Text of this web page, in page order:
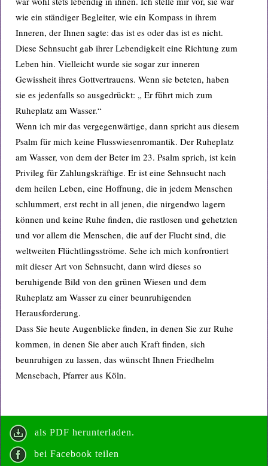
wie ein ständiger Begleiter, wie ein Kompass in ihrem
Inneren, der Ihnen sagte: das ist es oder das ist es nicht.
Diese Sehnsucht gab ihrer Lebendigkeit eine Richtung zum
Leben hin. Vielleicht wurde sie sogar zur inneren
Gewissheit ihres Gottvertrauens. Wenn sie beteten, haben
sie es jedenfalls so ausgedrückt: „ Er führt mich zum
Ruheplatz am Wasser.“
Wenn ich mir das vergegenwärtige, dann spricht aus diesem
Psalm für mich keine Flusswiesenromantik. Der Ruheplatz
am Wasser, von dem der Beter im 23. Psalm sprich, ist kein
Privileg für Zahlungskräftige. Er ist eine Sehnsucht nach
dem heilen Leben, eine Hoffnung, die in jedem Menschen
schlummert, erst recht in all jenen, die nirgendwo lagern
können und keine Ruhe finden, die rastlosen und gehetzten
und vor allem die Menschen, die auf der Flucht sind, die
weltweiten Flüchtlingsströme. Sehe ich mich konfrontiert
mit dieser Art von Sehnsucht, dann wird dieses so
beruhigende Bild von den grünen Wiesen und dem
Ruheplatz am Wasser zu einer beunruhigenden
Herausforderung.
Dass Sie heute Augenblicke finden, in denen Sie zur Ruhe
kommen, in denen Sie aber auch Kraft finden, sich
beunruhigen zu lassen, das wünscht Ihnen Friedhelm
Mensebach, Pfarrer aus Köln.
als PDF herunterladen.
bei Facebook teilen